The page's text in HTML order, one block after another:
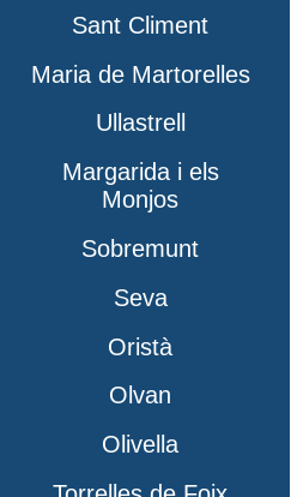
Sant Climent
Maria de Martorelles
Ullastrell
Margarida i els
Monjos
Sobremunt
Seva
Oristà
Olvan
Olivella